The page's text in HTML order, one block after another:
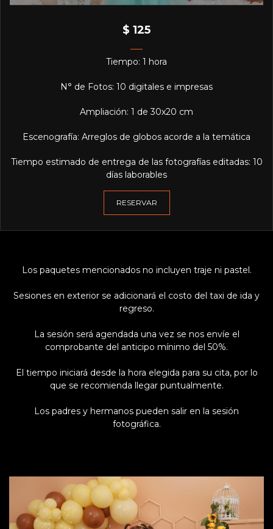
$ 125
Tiempo: 1 hora
N° de Fotos: 10 digitales e impresas
Ampliación: 1 de 30x20 cm
Escenografía: Arreglos de globos acorde a la temática
Tiempo estimado de entrega de las fotografías editadas: 10
días laborables
RESERVAR
Los paquetes mencionados no incluyen traje ni pastel.
Sesiones en exterior se adicionará el costo del taxi de ida y
regreso.
La sesión será agendada una vez se nos envíe el
comprobante del anticipo mínimo del 50%.
El tiempo iniciará desde la hora elegida para su cita, por lo
que se recomienda llegar puntualmente.
Los padres y hermanos pueden salir en la sesión
fotográfica.